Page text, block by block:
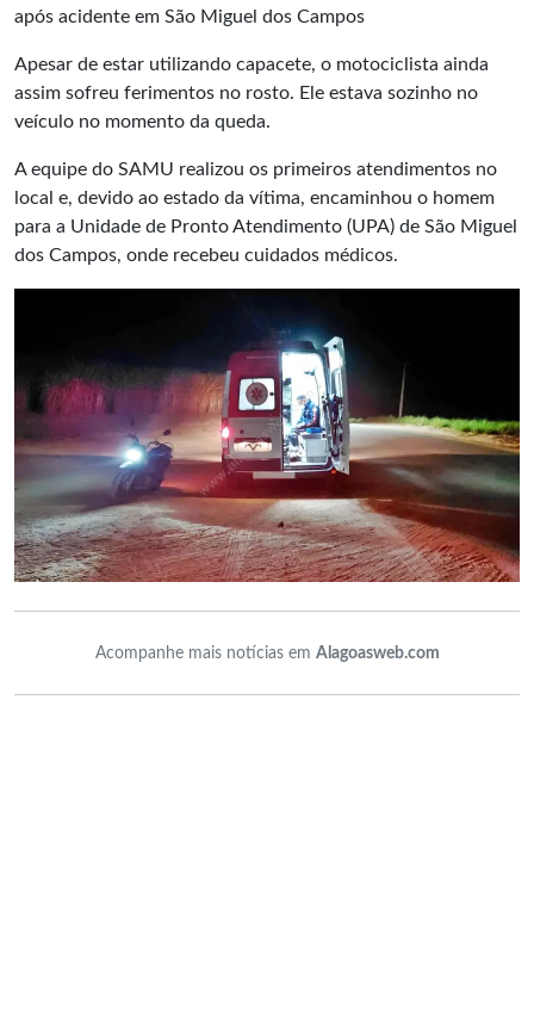
após acidente em São Miguel dos Campos
Apesar de estar utilizando capacete, o motociclista ainda
assim sofreu ferimentos no rosto. Ele estava sozinho no
veículo no momento da queda.
A equipe do SAMU realizou os primeiros atendimentos no
local e, devido ao estado da vítima, encaminhou o homem
para a Unidade de Pronto Atendimento (UPA) de São Miguel
dos Campos, onde recebeu cuidados médicos.
Acompanhe mais notícias em Alagoasweb.com